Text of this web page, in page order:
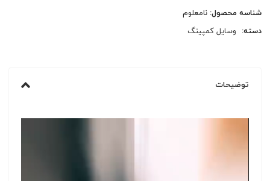
شناسه محصول:نامعلوم
دسته:
وسایل کمپینگ
توضیحات